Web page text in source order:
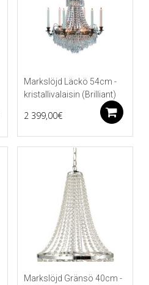
Lisää ostoskoriin
Markslöjd Läckö 54cm -
kristallivalaisin (Brilliant)
2 399,00€
Markslöjd Gränsö 40cm -